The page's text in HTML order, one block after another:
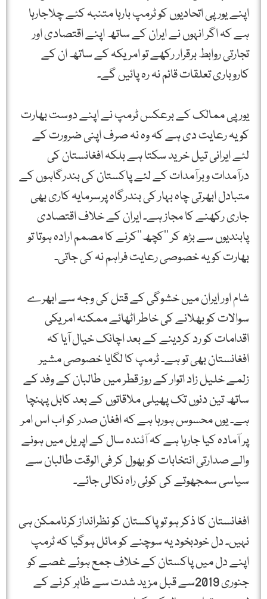
اپنے یورپی اتحادیوں کو ٹرمپ بارہا متنبہ کئے چلاجارہا
ہے کہ اگر انہوں نے ایران کے ساتھ اپنے اقتصادی اور
تجارتی روابط برقرار رکھے تو امریکہ کے ساتھ ان کے
کاروباری تعلقات قائم نہ رہ پائیں گے۔
یورپی ممالک کے برعکس ٹرمپ نے اپنے دوست بھارت
کو یہ رعایت دی ہے کہ وہ نہ صرف اپنی ضرورت کے
لئے ایرانی تیل خرید سکتا ہے بلکہ افغانستان کی
درآمدات وبرآمدات کے لئے پاکستان کی بندرگاہوں کے
متبادل ابھرتی چاہ بہار کی بندرگاہ پرسرمایہ کاری بھی
جاری رکھنے کا مجاز ہے۔ ایران کے خلاف اقتصادی
پابندیوں سے بڑھ کر ’’کچھ‘‘کرنے کا مصمم ارادہ ہوتا تو
بھارت کو یہ خصوصی رعایت فراہم نہ کی جاتی۔
شام اور ایران میں خشوگی کے قتل کی وجہ سے ابھرے
سوالات کو بھلانے کی خاطر اٹھائے ممکنہ امریکی
اقدامات کو رد کردینے کے بعد اچانک خیال آیا کہ
افغانستان بھی تو ہے۔ ٹرمپ کا لگایا خصوصی مشیر
زلمے خلیل زاد اتوار کے روز قطر میں طالبان کے وفد کے
ساتھ تین دنوں تک پھیلی ملاقاتوں کے بعد کابل پہنچا
ہے۔ یوں محسوس ہورہا ہے کہ افغان صدر کو اب اس امر
پر آمادہ کیا جارہا ہے کہ آئندہ سال کے اپریل میں ہونے
والے صدارتی انتخابات کو بھول کر فی الوقت طالبان سے
سیاسی سمجھوتے کی کوئی راہ نکالی جائے۔
افغانستان کا ذکر ہو تو پاکستان کو نظرانداز کرناممکن ہی
نہیں۔ دل خودبخود یہ سوچنے کو مائل ہوگیا کہ ٹرمپ
اپنے دل میں پاکستان کے خلاف جمع ہوئے غصے کو
جنوری 2019سے قبل مزید شدت سے ظاہر کرنے کے